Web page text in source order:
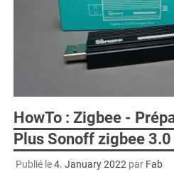
HowTo : Zigbee -
Plus Sonoff zigbee
Publié le4. January 2022 par Fab